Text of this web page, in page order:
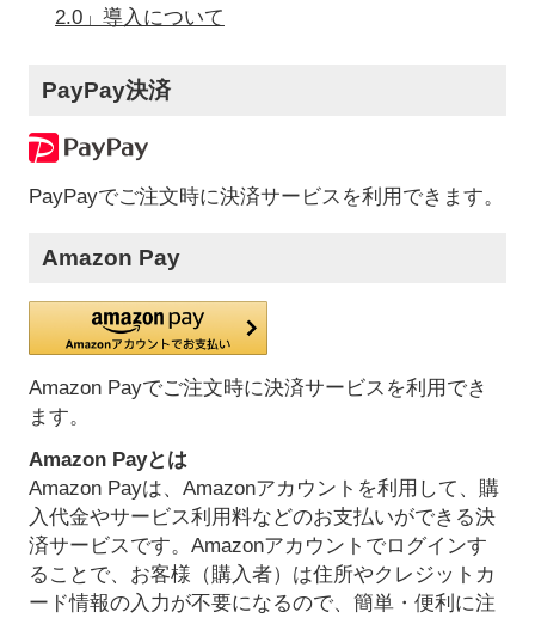
2.0」導入について
PayPay決済
PayPayでご注文時に決済サービスを利用できます。
Amazon Pay
Amazon Payでご注文時に決済サービスを利用でき
ます。
Amazon Payとは
Amazon Payは、Amazonアカウントを利用して、購
入代金やサービス利用料などのお支払いができる決
済サービスです。Amazonアカウントでログインす
ることで、お客様（購入者）は住所やクレジットカ
ード情報の入力が不要になるので、簡単・便利に注